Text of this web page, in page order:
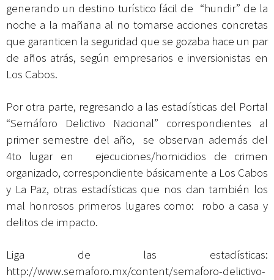
generando un destino turístico fácil de “hundir” de la
noche a la mañana al no tomarse acciones concretas
que garanticen la seguridad que se gozaba hace un par
de años atrás, según empresarios e inversionistas en
Los Cabos.
Por otra parte, regresando a las estadísticas del Portal
“Semáforo Delictivo Nacional” correspondientes al
primer semestre del año, se observan además del
4to lugar en ejecuciones/homicidios de crimen
organizado, correspondiente básicamente a Los Cabos
y La Paz, otras estadísticas que nos dan también los
mal honrosos primeros lugares como: robo a casa y
delitos de impacto.
Liga de las estadísticas:
http://www.semaforo.mx/content/semaforo-delictivo-